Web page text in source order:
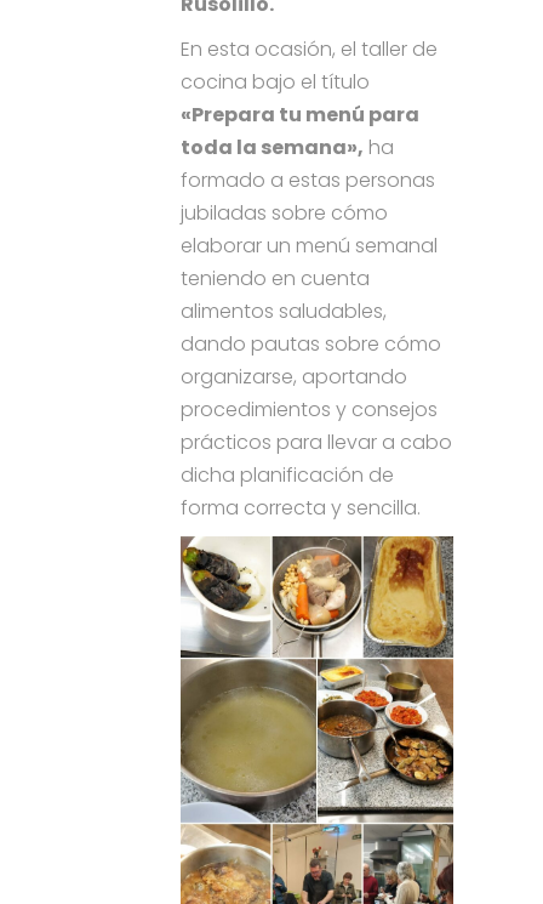
En esta ocasión, el taller de
cocina bajo el título
«Prepara tu menú para
toda la semana», ha
formado a estas personas
jubiladas sobre cómo
elaborar un menú semanal
teniendo en cuenta
alimentos saludables,
dando pautas sobre cómo
organizarse, aportando
procedimientos y consejos
prácticos para llevar a cabo
dicha planificación de
forma correcta y sencilla.